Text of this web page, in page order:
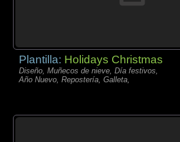
Plantilla: Holidays Christmas
Diseño, Muñecos de nieve, Día festivos,
Año Nuevo, Repostería, Galleta,